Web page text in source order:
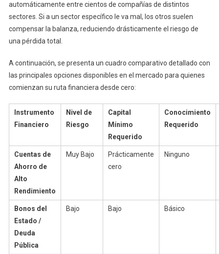
automáticamente entre cientos de compañías de distintos
sectores. Si a un sector específico le va mal, los otros suelen
compensar la balanza, reduciendo drásticamente el riesgo de
una pérdida total.
A continuación, se presenta un cuadro comparativo detallado con
las principales opciones disponibles en el mercado para quienes
comienzan su ruta financiera desde cero:
Instrumento
Financiero
Nivel de
Riesgo
Capital
Mínimo
Requerido
Conocimiento
Requerido
Cuentas de
Ahorro de
Alto
Rendimiento
Muy Bajo
Prácticamente
cero
Ninguno
Bonos del
Estado /
Deuda
Pública
Bajo Bajo Básico